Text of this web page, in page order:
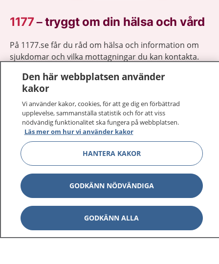
1177–tryggt om din hälsa och vård
På 1177.se får du råd om hälsa och information om
sjukdomar och vilka mottagningar du kan kontakta.
vårdärenden. Ring telefonnummer 1177 för
sjukvårdsrådgivning dygnet runt.
1177 ger dig råd när du vill må bättre.
1177 på flera språk Visa
Om 1177 Visa
Kontakt Visa
Den här webbplatsen använder
kakor
Vi använder kakor, cookies, för att ge dig en förbättrad
upplevelse, sammanställa statistik och för att viss
nödvändig funktionalitet ska fungera på webbplatsen.
Läs mer om hur vi använder kakor
HANTERA KAKOR
GODKÄNN NÖDVÄNDIGA
GODKÄNN ALLA